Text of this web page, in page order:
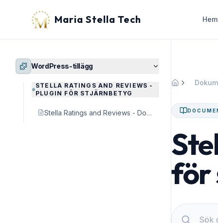
Maria Stella Tech Hem
WordPress-tillägg
STELLA RATINGS AND REVIEWS -
PLUGIN FÖR STJÄRNBETYG
Stella Ratings and Reviews - Dokumentation och guide
för